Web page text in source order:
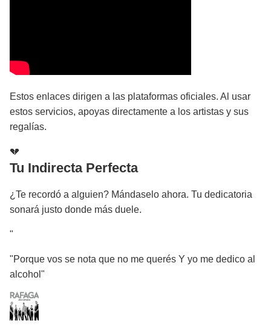
Estos enlaces dirigen a las plataformas oficiales. Al usar
estos servicios, apoyas directamente a los artistas y sus
regalías.
💔
Tu Indirecta Perfecta
¿Te recordó a alguien? Mándaselo ahora. Tu dedicatoria
sonará justo donde más duele.
"
"Porque vos se nota que no me querés Y yo me dedico al
alcohol"